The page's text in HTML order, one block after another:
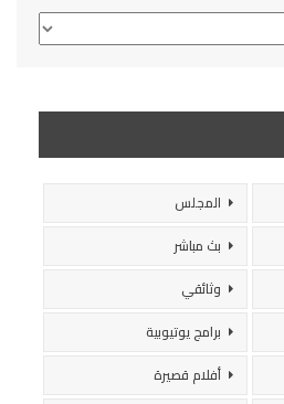
المجلس
بث مباشر
وثائقي
برامج يوتيوبية
أفلام قصيرة